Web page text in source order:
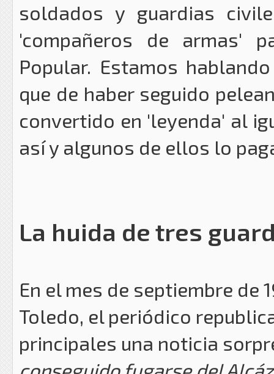
soldados y guardias
'compañeros de armas'
Popular. Estamos
que de haber seguido
convertido en 'leyenda' al
así y algunos de ellos lo
La huida de tres
En el mes de septiembre de
Toledo, el periódico
principales una noticia